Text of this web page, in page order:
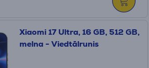
Xiaomi 17 Ultra, 16 GB, 512 GB,
melna - Viedtālrunis